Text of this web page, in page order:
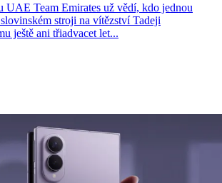
UAE Team Emirates už vědí, kdo jednou
stroji na vítězství Tadeji
ještě ani třiadvacet let...